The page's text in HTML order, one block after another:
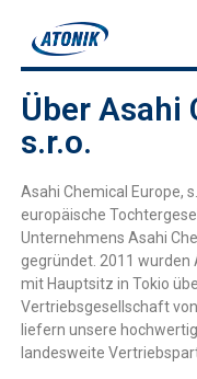
Über Asahi
s.r.o.
Asahi Chemical Europe,
europäische
Unternehmens Asahi
gegründet. 2011 wurden
mit Hauptsitz in Tokio
Vertriebsgesellschaft
liefern unsere
landesweite